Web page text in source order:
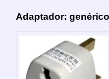
Adaptador: genérico